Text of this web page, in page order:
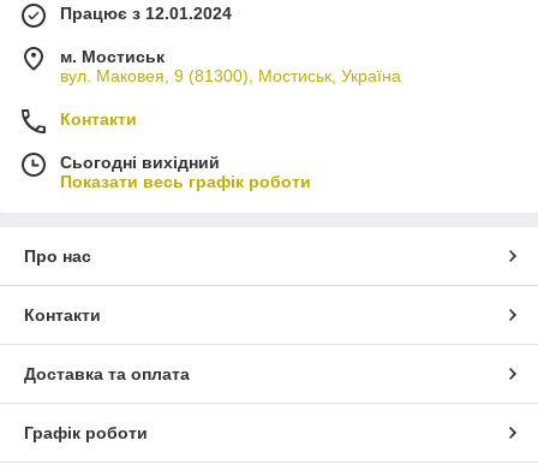
Працює з 12.01.2024
м. Мостиськ
вул. Маковея, 9 (81300), Мостиськ, Україна
Контакти
Сьогодні вихідний
Показати весь графік роботи
Про нас
Контакти
Доставка та оплата
Графік роботи